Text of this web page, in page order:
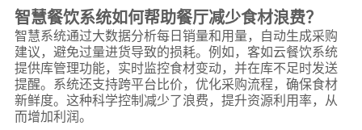
智慧餐饮系统如何帮助餐厅减少食材浪费？
智慧系统通过大数据分析每日销量和用量，自动生成采购
建议，避免过量进货导致的损耗。例如，客如云餐饮系统
提供库管理功能，实时监控食材变动，并在库不足时发送
提醒。系统还支持跨平台比价，优化采购流程，确保食材
新鲜度。这种科学控制减少了浪费，提升资源利用率，从
而增加利润。